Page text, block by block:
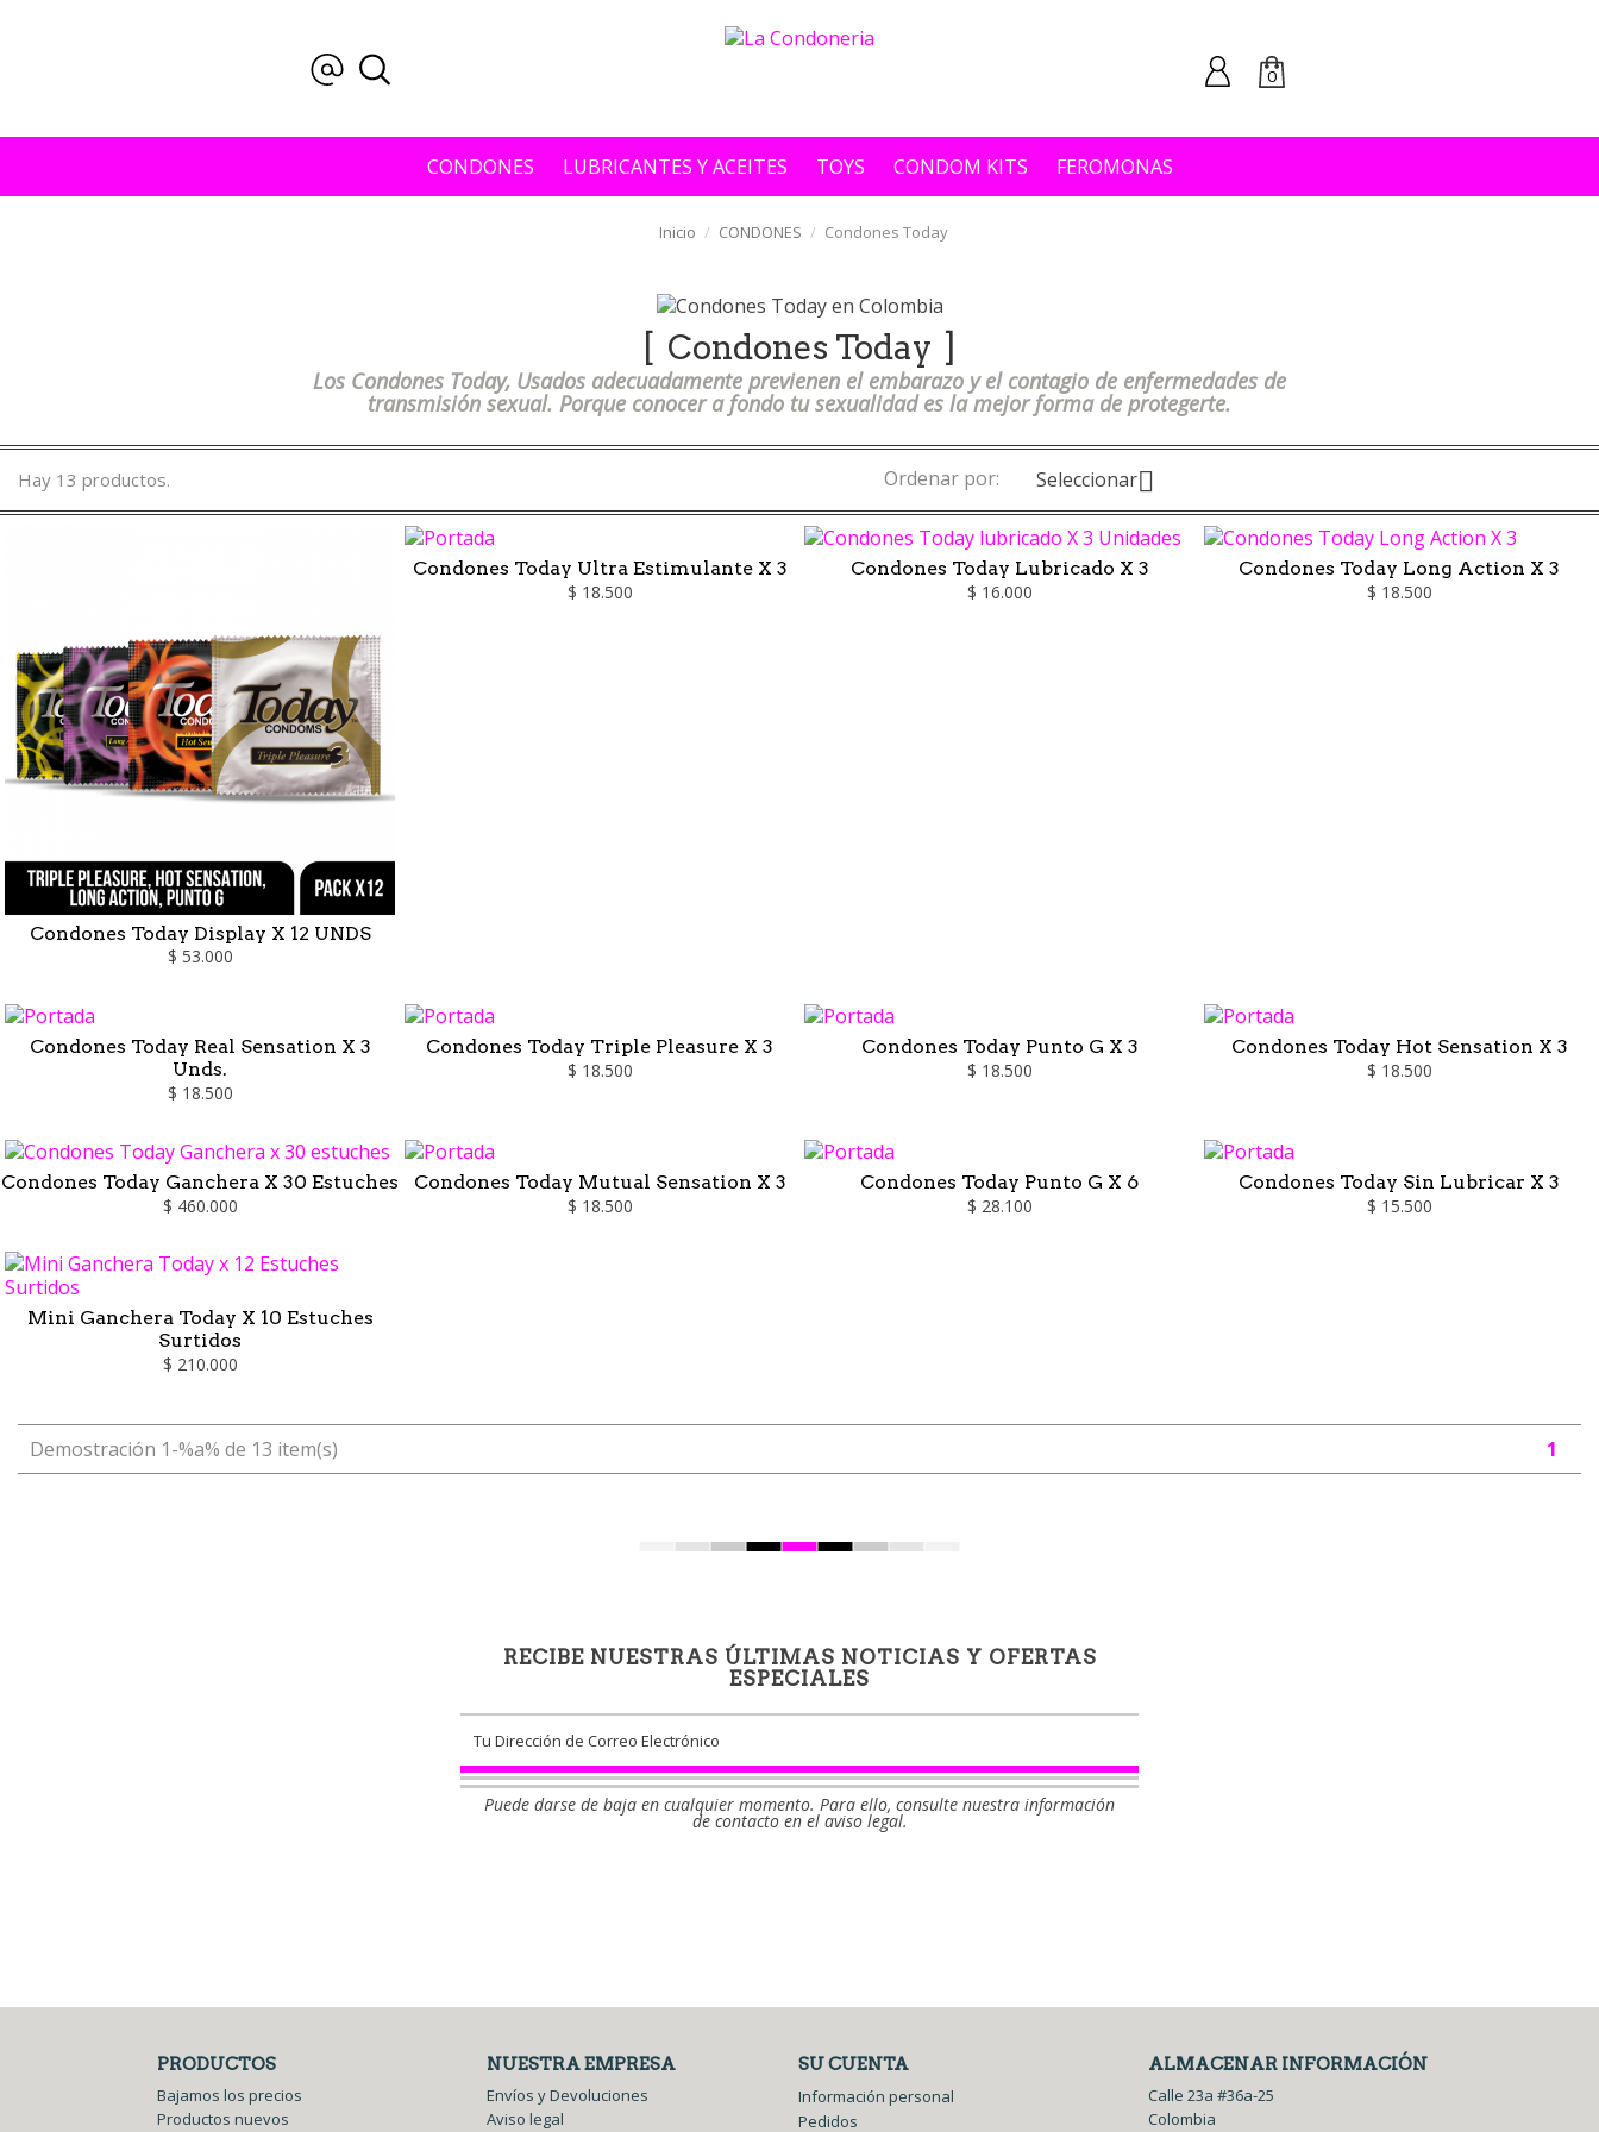
0
CONDONES LUBRICANTES Y ACEITES TOYS CONDOM KITS FEROMONAS
Inicio CONDONES Condones Today
Condones Today
Los Condones Today, Usados adecuadamente previenen el embarazo y el contagio de enfermedades de
transmisión sexual. Porque conocer a fondo tu sexualidad es la mejor forma de protegerte.
Hay 13 productos. Ordenar por: Seleccionar
Condones Today Display X 12 UNDS
$ 53.000
Condones Today Ultra Estimulante X 3
$ 18.500
Condones Today Lubricado X 3
$ 16.000
Condones Today Long Action X 3
$ 18.500
Condones Today Real Sensation X 3
Unds.
$ 18.500
Condones Today Triple Pleasure X 3
$ 18.500
Condones Today Punto G X 3
$ 18.500
Condones Today Hot Sensation X 3
$ 18.500
Condones Today Ganchera X 30 Estuches
$ 460.000
Condones Today Mutual Sensation X 3
$ 18.500
Condones Today Punto G X 6
$ 28.100
Condones Today Sin Lubricar X 3
$ 15.500
Mini Ganchera Today X 10 Estuches
Surtidos
$ 210.000
Demostración 1-%a% de 13 item(s) 1
RECIBE NUESTRAS ÚLTIMAS NOTICIAS Y OFERTAS
ESPECIALES
Puede darse de baja en cualquier momento. Para ello, consulte nuestra información
de contacto en el aviso legal.
PRODUCTOS
Bajamos los precios
Productos nuevos
NUESTRA EMPRESA
Envíos y Devoluciones
Aviso legal
SU CUENTA
Información personal
Pedidos
ALMACENAR INFORMACIÓN
Calle 23a #36a-25
Colombia